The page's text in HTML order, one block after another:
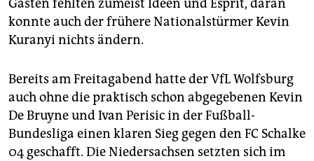
Gästen fehlten zumeist Ideen und Esprit, daran
konnte auch der frühere Nationalstürmer Kevin
Kuranyi nichts ändern.
Bereits am Freitagabend hatte der VfL Wolfsburg
auch ohne die praktisch schon abgegebenen Kevin
De Bruyne und Ivan Perisic in der Fußball-
Bundesliga einen klaren Sieg gegen den FC Schalke
04 geschafft. Die Niedersachsen setzten sich im